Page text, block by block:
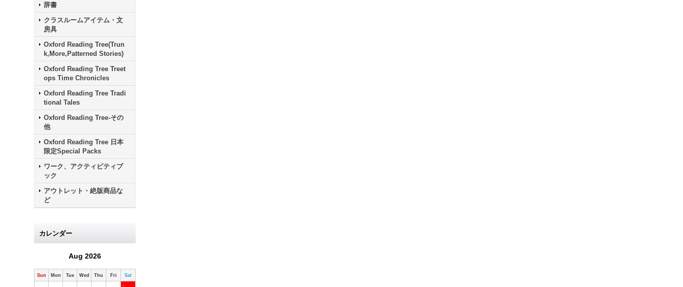
辞書
クラスルームアイテム・文
房具
Oxford Reading Tree(Trun
k,More,Patterned Stories)
Oxford Reading Tree Treet
ops Time Chronicles
Oxford Reading Tree Tradi
tional Tales
Oxford Reading Tree-その
他
Oxford Reading Tree 日本
限定Special Packs
ワーク、アクティビティブ
ック
アウトレット・絶版商品な
ど
カレンダー
Aug 2026
Sun Mon Tue Wed Thu Fri Sat